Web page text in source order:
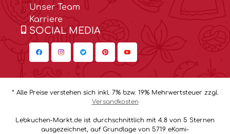
Unser Team
Karriere
SOCIAL MEDIA
* Alle Preise verstehen sich inkl. 7% bzw. 19% Mehrwertsteuer zzgl.
Versandkosten
Lebkuchen-Markt.de ist durchschnittlich mit 4.8 von 5 Sternen
ausgezeichnet, auf Grundlage von 5719 eKomi-